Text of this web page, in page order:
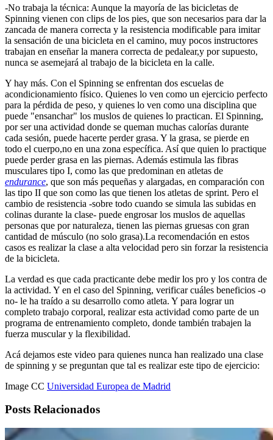
-No trabaja la técnica: Aunque la mayoría de las bicicletas de
Spinning vienen con clips de los pies, que son necesarios para dar la
zancada de manera correcta y la resistencia modificable para imitar
la sensación de una bicicleta en el camino, muy pocos instructores
trabajan en enseñar la manera correcta de pedalear,y por supuesto,
nunca se asemejará al trabajo de la bicicleta en la calle.
Y hay más. Con el Spinning se enfrentan dos escuelas de
acondicionamiento físico. Quienes lo ven como un ejercicio perfecto
para la pérdida de peso, y quienes lo ven como una disciplina que
puede "ensanchar" los muslos de quienes lo practican. El Spinning,
por ser una actividad donde se queman muchas calorías durante
cada sesión, puede hacerte perder grasa. Y la grasa, se pierde en
todo el cuerpo,no en una zona específica. Así que quien lo practique
puede perder grasa en las piernas. Además estimula las fibras
musculares tipo I, como las que predominan en atletas de
endurance, que son más pequeñas y alargadas, en comparación con
las tipo II que son como las que tienen los atletas de sprint. Pero el
cambio de resistencia -sobre todo cuando se simula las subidas en
colinas durante la clase- puede engrosar los muslos de aquellas
personas que por naturaleza, tienen las piernas gruesas con gran
cantidad de músculo (no solo grasa).La recomendación en estos
casos es realizar la clase a alta velocidad pero sin forzar la resistencia
de la bicicleta.
La verdad es que cada practicante debe medir los pro y los contra de
la actividad. Y en el caso del Spinning, verificar cuáles beneficios -o
no- le ha traído a su desarrollo como atleta. Y para lograr un
completo trabajo corporal, realizar esta actividad como parte de un
programa de entrenamiento completo, donde también trabajen la
fuerza muscular y la flexibilidad.
Acá dejamos este video para quienes nunca han realizado una clase
de spinning y se preguntan que tal es realizar este tipo de ejercicio:
Image CC Universidad Europea de Madrid
Posts Relacionados